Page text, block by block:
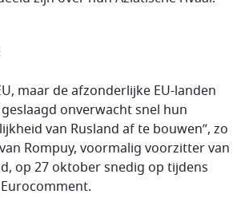
maar de afzonderlijke EU-landen
onverwacht snel hun
van Rusland af te bouwen”, zo
Rompuy, voormalig voorzitter van
op 27 oktober snedig op tijdens